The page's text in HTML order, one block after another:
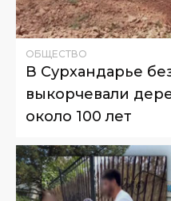
ОБЩЕСТВО
В Сурхандарье
выкорчевали
около 100 лет